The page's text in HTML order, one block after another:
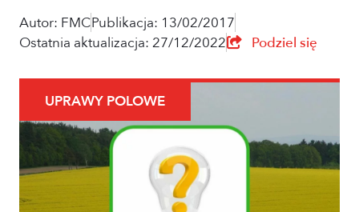
Autor: FMCPublikacja: 13/02/2017
Ostatnia aktualizacja: 27/12/2022
Podziel się
UPRAWY POLOWE